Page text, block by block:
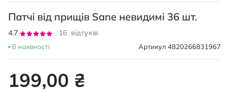
зображень
Патчі від прищів Sane невидимі 36 шт.
Рейтинг:
4.7
16 відгуків
В наявності Артикул 4820266831967
199,00 ₴